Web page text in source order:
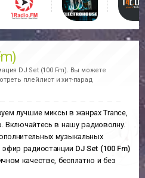
DJ Set (100 Fm). Вы можете
плейлист и хит-парад
лучшие миксы в жанрах Trance,
Включайтесь в нашу радиоволну.
музыкальных
радиостанции DJ Set (100 Fm)
качестве, бесплатно и без